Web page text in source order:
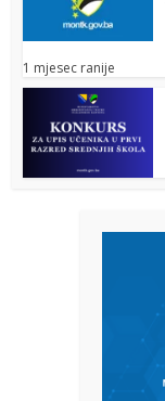
1 mjesec ranije